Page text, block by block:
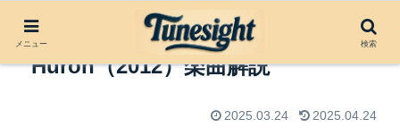
Ends of the Earth by Lord
Huron（2012）楽曲解説
2025.03.24 2025.04.24
メニュー 検索